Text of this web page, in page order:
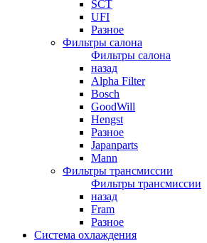
SCT
UFI
Разное
Фильтры салона
Фильтры салона
назад
Alpha Filter
Bosch
GoodWill
Hengst
Разное
Japanparts
Mann
Фильтры трансмиссии
Фильтры трансмиссии
назад
Fram
Разное
Система охлаждения